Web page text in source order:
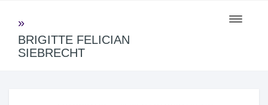
Toggle
BRIGITTE FELICIAN
SIEBRECHT